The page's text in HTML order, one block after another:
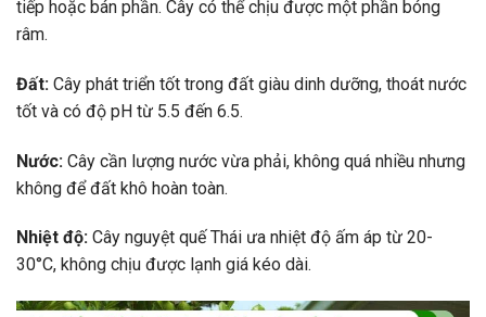
tiếp hoặc bán phần. Cây có thể chịu được một phần bóng
râm.
Đất: Cây phát triển tốt trong đất giàu dinh dưỡng, thoát nước
tốt và có độ pH từ 5.5 đến 6.5.
Nước: Cây cần lượng nước vừa phải, không quá nhiều nhưng
không để đất khô hoàn toàn.
Nhiệt độ: Cây nguyệt quế Thái ưa nhiệt độ ấm áp từ 20-
30°C, không chịu được lạnh giá kéo dài.